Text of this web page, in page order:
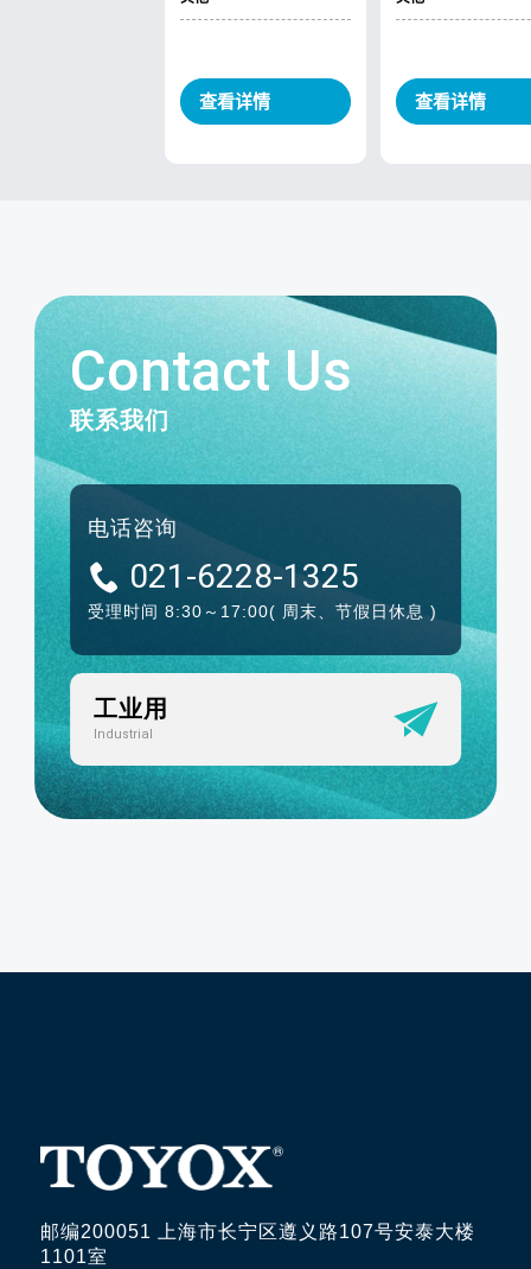
Contact Us
联系我们
电话咨询
021-6228-1325
受理时间 8:30～17:00( 周末、节假日休息 )
工业用
Industrial
邮编200051 上海市长宁区遵义路107号安泰大楼
1101室